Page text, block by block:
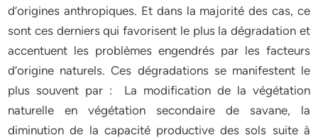
d’origines anthropiques. Et dans la majorité des cas, ce
sont ces derniers qui favorisent le plus la dégradation et
accentuent les problèmes engendrés par les facteurs
d’origine naturels. Ces dégradations se manifestent le
plus souvent par : La modification de la végétation
naturelle en végétation secondaire de savane, la
diminution de la capacité productive des sols suite à